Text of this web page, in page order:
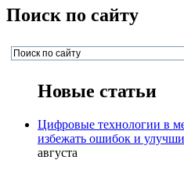
Поиск по сайту
Новые статьи
Цифровые технологии в
избежать ошибок и
августа